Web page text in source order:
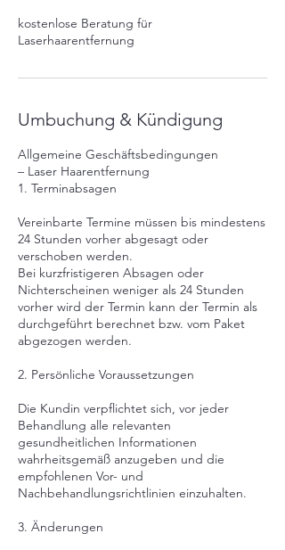
kostenlose Beratung für
Laserhaarentfernung
Umbuchung & Kündigung
Allgemeine Geschäftsbedingungen
– Laser Haarentfernung
1. Terminabsagen
Vereinbarte Termine müssen bis mindestens
24 Stunden vorher abgesagt oder
verschoben werden.
Bei kurzfristigeren Absagen oder
Nichterscheinen weniger als 24 Stunden
vorher wird der Termin kann der Termin als
durchgeführt berechnet bzw. vom Paket
abgezogen werden.
2. Persönliche Voraussetzungen
Die Kundin verpflichtet sich, vor jeder
Behandlung alle relevanten
gesundheitlichen Informationen
wahrheitsgemäß anzugeben und die
empfohlenen Vor- und
Nachbehandlungsrichtlinien einzuhalten.
3. Änderungen